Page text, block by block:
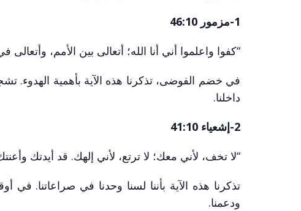
1-مزمور 46:10
“كفوا واعلموا أني أنا الله؛ أتعالى بين الأمم، وأتعالى
في خضم الفوضى، تذكرنا هذه الآية بأهمية الهدوء.
داخلنا.
2-إشعياء 41:10
“لا تخف، لأني معك؛ لا ترتع، لأني إلهك. قد أيدتك
تذكرنا هذه الآية بأننا لسنا وحدنا في صراعاتنا.
ودعمنا.